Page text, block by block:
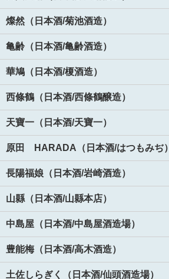
燦然（日本酒/菊池酒造）
亀齢（日本酒/亀齢酒造）
華鳩（日本酒/榎酒造）
西條鶴（日本酒/西條鶴醸造）
天寶一（日本酒/天寶一）
原田 HARADA（日本酒/はつもみぢ）
長陽福娘（日本酒/岩崎酒造）
山縣（日本酒/山縣本店）
中島屋（日本酒/中島屋酒造場）
豊能梅（日本酒/高木酒造）
土佐しらぎく（日本酒/仙頭酒造場）